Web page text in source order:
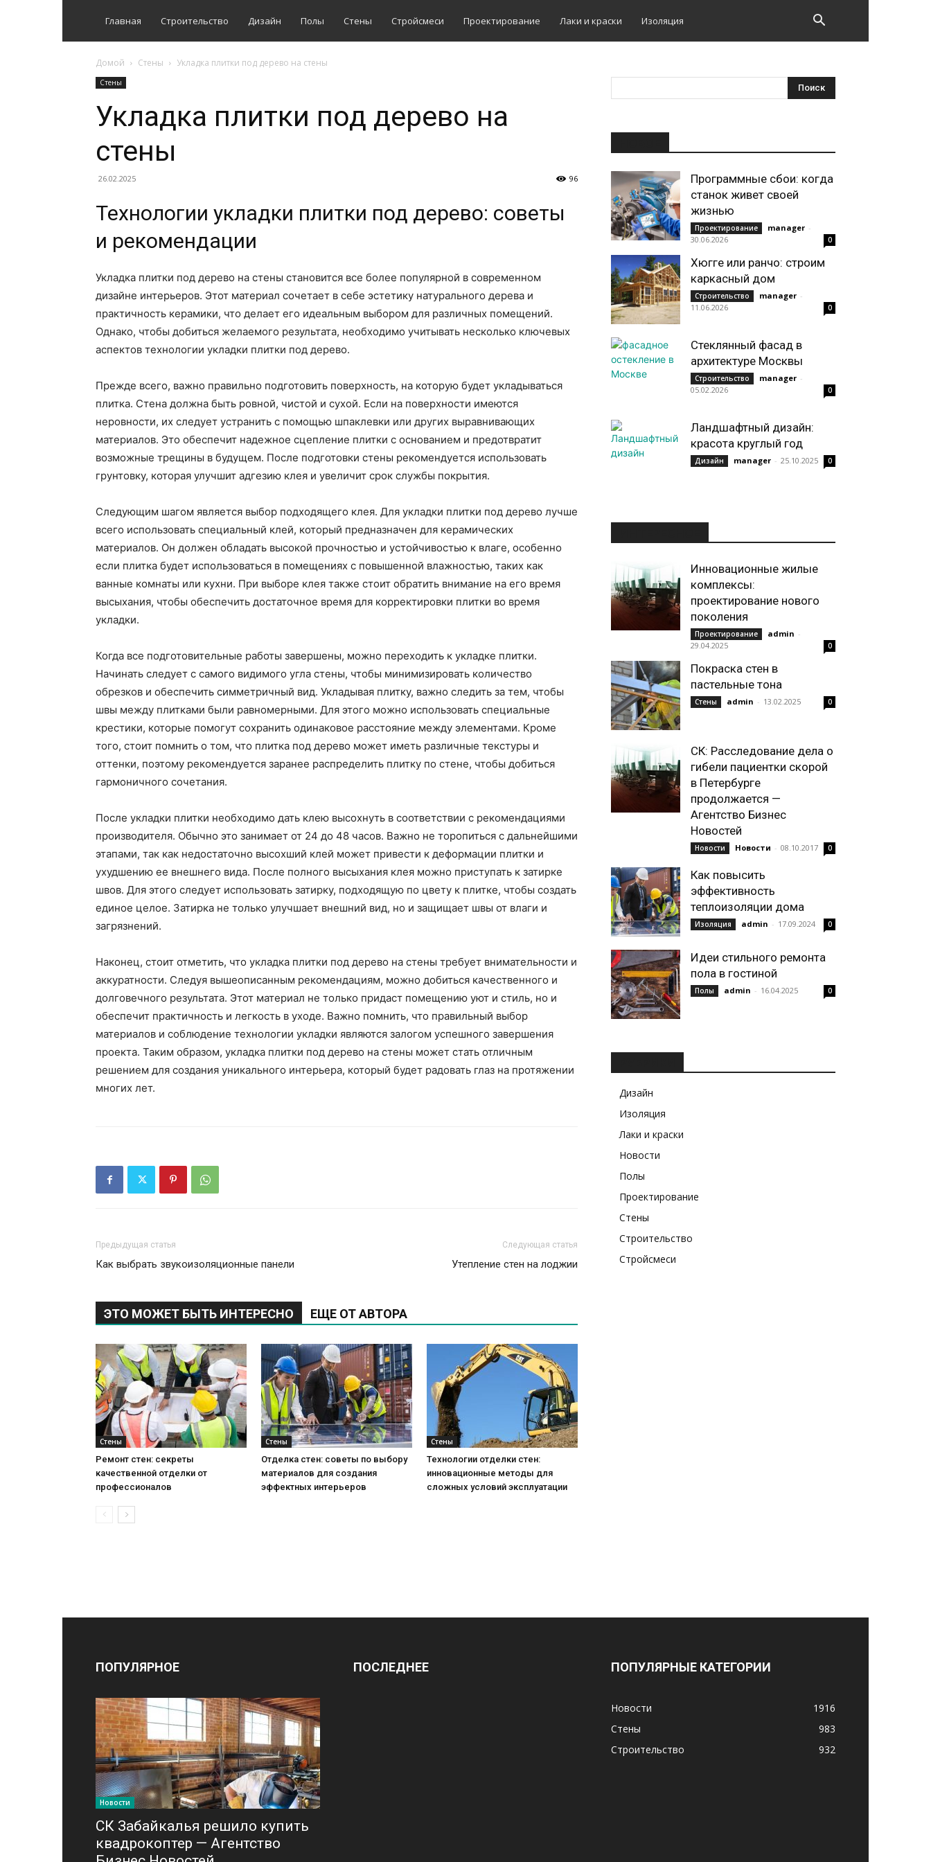
Главная Строительство Дизайн Полы Стены Стройсмеси Проектирование Лаки и краски Изоляция
Домой Стены Укладка плитки под дерево на стены
Стены
Укладка плитки под дерево на
стены
26.02.2025 96
Технологии укладки плитки под дерево: советы
и рекомендации
Укладка плитки под дерево на стены становится все более популярной в современном
дизайне интерьеров. Этот материал сочетает в себе эстетику натурального дерева и
практичность керамики, что делает его идеальным выбором для различных помещений.
Однако, чтобы добиться желаемого результата, необходимо учитывать несколько ключевых
аспектов технологии укладки плитки под дерево.
Прежде всего, важно правильно подготовить поверхность, на которую будет укладываться
плитка. Стена должна быть ровной, чистой и сухой. Если на поверхности имеются
неровности, их следует устранить с помощью шпаклевки или других выравнивающих
материалов. Это обеспечит надежное сцепление плитки с основанием и предотвратит
возможные трещины в будущем. После подготовки стены рекомендуется использовать
грунтовку, которая улучшит адгезию клея и увеличит срок службы покрытия.
Следующим шагом является выбор подходящего клея. Для укладки плитки под дерево лучше
всего использовать специальный клей, который предназначен для керамических
материалов. Он должен обладать высокой прочностью и устойчивостью к влаге, особенно
если плитка будет использоваться в помещениях с повышенной влажностью, таких как
ванные комнаты или кухни. При выборе клея также стоит обратить внимание на его время
высыхания, чтобы обеспечить достаточное время для корректировки плитки во время
укладки.
Когда все подготовительные работы завершены, можно переходить к укладке плитки.
Начинать следует с самого видимого угла стены, чтобы минимизировать количество
обрезков и обеспечить симметричный вид. Укладывая плитку, важно следить за тем, чтобы
швы между плитками были равномерными. Для этого можно использовать специальные
крестики, которые помогут сохранить одинаковое расстояние между элементами. Кроме
того, стоит помнить о том, что плитка под дерево может иметь различные текстуры и
оттенки, поэтому рекомендуется заранее распределить плитку по стене, чтобы добиться
гармоничного сочетания.
После укладки плитки необходимо дать клею высохнуть в соответствии с рекомендациями
производителя. Обычно это занимает от 24 до 48 часов. Важно не торопиться с дальнейшими
этапами, так как недостаточно высохший клей может привести к деформации плитки и
ухудшению ее внешнего вида. После полного высыхания клея можно приступать к затирке
швов. Для этого следует использовать затирку, подходящую по цвету к плитке, чтобы создать
единое целое. Затирка не только улучшает внешний вид, но и защищает швы от влаги и
загрязнений.
Наконец, стоит отметить, что укладка плитки под дерево на стены требует внимательности и
аккуратности. Следуя вышеописанным рекомендациям, можно добиться качественного и
долговечного результата. Этот материал не только придаст помещению уют и стиль, но и
обеспечит практичность и легкость в уходе. Важно помнить, что правильный выбор
материалов и соблюдение технологии укладки являются залогом успешного завершения
проекта. Таким образом, укладка плитки под дерево на стены может стать отличным
решением для создания уникального интерьера, который будет радовать глаз на протяжении
многих лет.
Предыдущая статья
Как выбрать звукоизоляционные панели
Следующая статья
Утепление стен на лоджии
ЭТО МОЖЕТ БЫТЬ ИНТЕРЕСНО ЕЩЕ ОТ АВТОРА
Стены
Ремонт стен: секреты
качественной отделки от
профессионалов
Стены
Отделка стен: советы по выбору
материалов для создания
эффектных интерьеров
Стены
Технологии отделки стен:
инновационные методы для
сложных условий эксплуатации
Программные сбои: когда
станок живет своей
жизнью
Проектирование manager -
30.06.2026
0
Хюгге или ранчо: строим
каркасный дом
Строительство manager -
11.06.2026
0
Стеклянный фасад в
архитектуре Москвы
Строительство manager -
05.02.2026
0
Ландшафтный дизайн:
красота круглый год
Дизайн manager - 25.10.2025 0
Инновационные жилые
комплексы:
проектирование нового
поколения
Проектирование admin -
29.04.2025
0
Покраска стен в
пастельные тона
Стены admin - 13.02.2025 0
СК: Расследование дела о
гибели пациентки скорой
в Петербурге
продолжается —
Агентство Бизнес
Новостей
Новости Новости - 08.10.2017 0
Как повысить
эффективность
теплоизоляции дома
Изоляция admin - 17.09.2024 0
Идеи стильного ремонта
пола в гостиной
Полы admin - 16.04.2025 0
Дизайн
Изоляция
Лаки и краски
Новости
Полы
Проектирование
Стены
Строительство
Стройсмеси
ПОПУЛЯРНОЕ
Новости
СК Забайкалья решило купить
квадрокоптер — Агентство
ПОСЛЕДНЕЕ ПОПУЛЯРНЫЕ КАТЕГОРИИ
Новости
1916
Стены
983
Строительство
932